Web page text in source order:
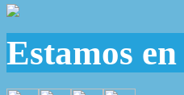
Estamos